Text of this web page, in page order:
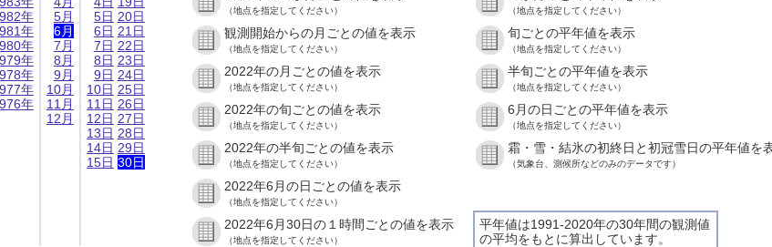
年
年
年
年
年
年
年
5月
6月
7月
8月
9月
10月
11月
12月
5日
6日
7日
8日
9日
10日
11日
12日
13日
14日
15日
20日
21日
22日
23日
24日
25日
26日
27日
28日
29日
30日
（地点を指定してください） （地点を指定してください）
観測開始からの月ごとの値を表示
（地点を指定してください）
旬ごとの平年値を表示
（地点を指定してください）
2022年の月ごとの値を表示
（地点を指定してください）
半旬ごとの平年値を表示
（地点を指定してください）
2022年の旬ごとの値を表示
（地点を指定してください）
6月の日ごとの平年値を表示
（地点を指定してください）
2022年の半旬ごとの値を表示
（地点を指定してください）
霜・雪・結氷の初終日と初冠雪日の平年値を
（気象台、測候所などのみのデータです）
2022年6月の日ごとの値を表示
（地点を指定してください）
平年値は1991-2020年の30年間の観測値
の平均をもとに算出しています。
2022年6月30日の１時間ごとの値を表示
（地点を指定してください）